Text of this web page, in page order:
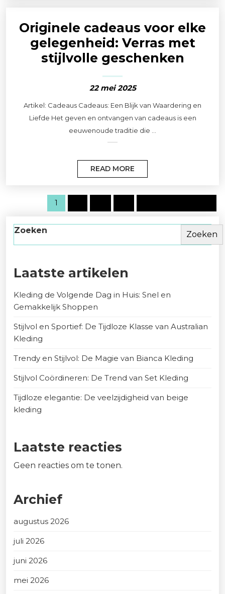
Originele cadeaus voor elke
gelegenheid: Verras met
stijlvolle geschenken
22 mei 2025
Artikel: Cadeaus Cadeaus: Een Blijk van Waardering en
Liefde Het geven en ontvangen van cadeaus is een
eeuwenoude traditie die ...
READ MORE
1
Zoeken Zoeken
Laatste artikelen
Kleding de Volgende Dag in Huis: Snel en
Gemakkelijk Shoppen
Stijlvol en Sportief: De Tijdloze Klasse van Australian
Kleding
Trendy en Stijlvol: De Magie van Bianca Kleding
Stijlvol Coördineren: De Trend van Set Kleding
Tijdloze elegantie: De veelzijdigheid van beige
kleding
Laatste reacties
Geen reacties om te tonen.
Archief
augustus 2026
juli 2026
juni 2026
mei 2026